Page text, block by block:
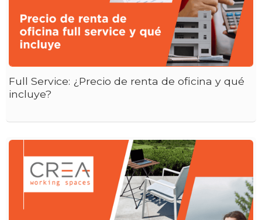
Full Service: ¿Precio de renta de oficina y qué
incluye?